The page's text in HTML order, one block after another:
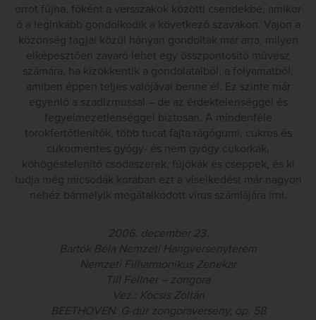
orrot fújna, főként a versszakok közötti csendekbe, amikor
ő a leginkább gondolkodik a következő szavakon. Vajon a
közönség tagjai közül hányan gondoltak már arra, milyen
elképesztően zavaró lehet egy összpontosító művész
számára, ha kizökkentik a gondolataiból, a folyamatból,
amiben éppen teljes valójával benne él. Ez szinte már
egyenlő a szadizmussal – de az érdektelenséggel és
fegyelmezetlenséggel biztosan. A mindenféle
torokfertőtlenítők, több tucat fajta rágógumi, cukros és
cukormentes gyógy- és nem gyógy cukorkák,
köhögéstelenítő csodaszerek, fújókák és cseppek, és ki
tudja még micsodák korában ezt a viselkedést már nagyon
nehéz bármelyik megátalkodott vírus számlájára írni.
2006. december 23.
Bartók Béla Nemzeti Hangversenyterem
Nemzeti Filharmonikus Zenekar
Till Fellner – zongora
Vez.: Kocsis Zoltán
BEETHOVEN: G-dúr zongoraverseny, op. 58